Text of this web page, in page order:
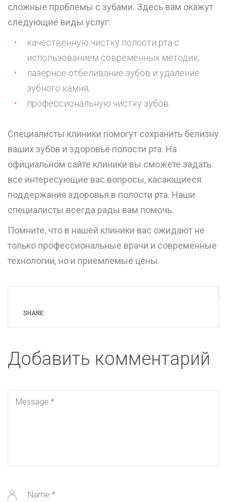
сложные проблемы с зубами. Здесь вам окажут
следующие виды услуг:
качественную чистку полости рта с
использованием современных методик;
лазерное отбеливание зубов и удаление
зубного камня;
профессиональную чистку зубов.
Специалисты клиники помогут сохранить белизну
ваших зубов и здоровье полости рта. На
официальном сайте клиники вы сможете задать
все интересующие вас вопросы, касающиеся
поддержания здоровья в полости рта. Наши
специалисты всегда рады вам помочь.
Помните, что в нашей клиники вас ожидают не
только профессиональные врачи и современные
технологии, но и приемлемые цены.
SHARE:
Добавить комментарий